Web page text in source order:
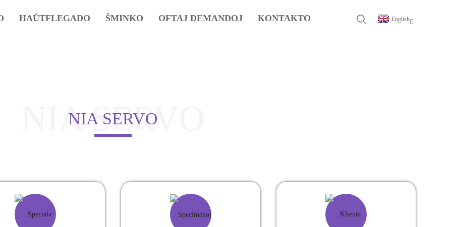
HAŬTFLEGADO ŜMINKO OFTAJ DEMANDOJ KONTAKTO English
NIA SERVO
NIA SERVO